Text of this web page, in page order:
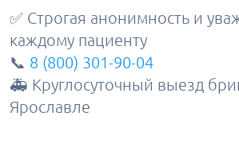
✅ Строгая анонимность и
каждому пациенту
📞 8 (800) 301-90-04
🚑 Круглосуточный выезд
Ярославле